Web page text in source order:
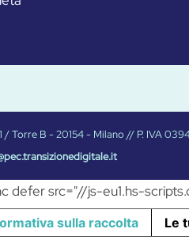
/ Torre B - 20154 - Milano // P. IVA
defer src="//js-eu1.hs-
sulla raccolta Le